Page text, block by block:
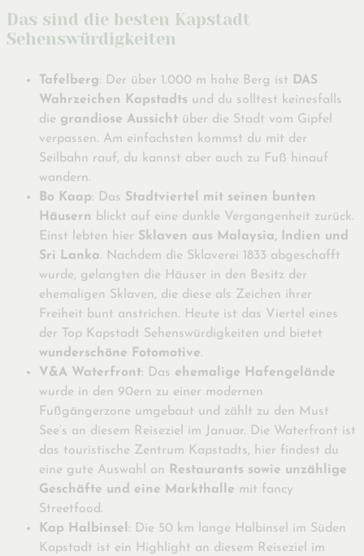
Das sind die besten Kapstadt
Sehenswürdigkeiten
Tafelberg: Der über 1.000 m hohe Berg ist
DAS
Wahrzeichen Kapstadts und du solltest keinesfalls
die grandiose Aussicht über die Stadt vom Gipfel
verpassen. Am einfachsten kommst du mit der
Seilbahn rauf, du kannst aber auch zu Fuß hinauf
wandern.
Bo Kaap: Das Stadtviertel mit seinen bunten
Häusern
blickt auf eine dunkle Vergangenheit zurück.
Einst lebten hier Sklaven aus Malaysia, Indien und
Sri Lanka. Nachdem die Sklaverei 1833 abgeschafft
wurde, gelangten die Häuser in den Besitz der
ehemaligen Sklaven, die diese als Zeichen ihrer
Freiheit bunt anstrichen. Heute ist das Viertel eines
der Top Kapstadt Sehenswürdigkeiten und bietet
wunderschöne Fotomotive.
V&A Waterfront: Das ehemalige Hafengelände
wurde in den 90ern zu einer modernen
Fußgängerzone umgebaut und zählt zu den Must
See’s an diesem Reiseziel im Januar. Die Waterfront ist
das touristische Zentrum Kapstadts, hier findest du
eine gute Auswahl an
Restaurants sowie unzählige
Geschäfte und eine Markthalle mit fancy
Streetfood.
Kap Halbinsel : Die 50 km lange Halbinsel im Süden
Kapstadt ist ein Highlight an diesem Reiseziel im